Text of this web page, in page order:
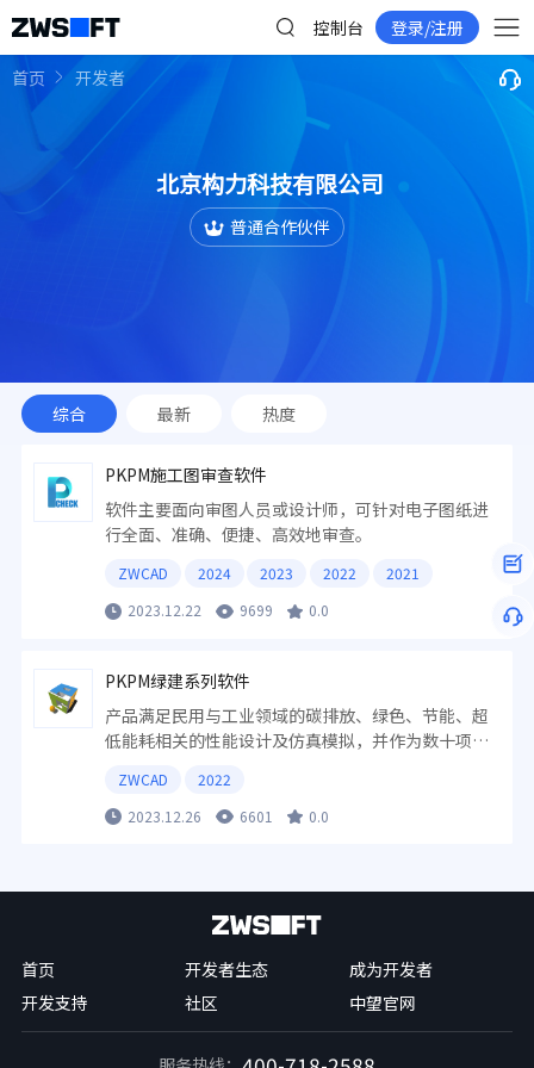
控制台 登录/注册
首页 开发者
北京构力科技有限公司
普通合作伙伴
综合 最新 热度
PKPM施工图审查软件
软件主要面向审图人员或设计师，可针对电子图纸进
行全面、准确、便捷、高效地审查。
ZWCAD 2024 2023 2022
2021
2023.12.22
9699 0.0
PKPM绿建系列软件
产品满足民用与工业领域的碳排放、绿色、节能、超
低能耗相关的性能设计及仿真模拟，并作为数十项国
ZWCAD
2022
2023.12.26
6601 0.0
首页 开发者生态
成为开发者
开发支持
社区 中望官网